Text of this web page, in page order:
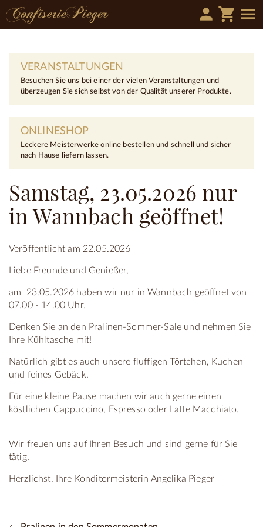
person shopping_cart menu
VERANSTALTUNGEN
Besuchen Sie uns bei einer der vielen Veranstaltungen und
überzeugen Sie sich selbst von der Qualität unserer Produkte.
ONLINESHOP
Leckere Meisterwerke online bestellen und schnell und sicher
nach Hause liefern lassen.
Samstag, 23.05.2026 nur
in Wannbach geöffnet!
Veröffentlicht am 22.05.2026
Liebe Freunde und Genießer,
am 23.05.2026 haben wir nur in Wannbach geöffnet von
07.00 - 14.00 Uhr.
Denken Sie an den Pralinen-Sommer-Sale und nehmen Sie
Ihre Kühltasche mit!
Natürlich gibt es auch unsere fluffigen Törtchen, Kuchen
und feines Gebäck.
Für eine kleine Pause machen wir auch gerne einen
köstlichen Cappuccino, Espresso oder Latte Macchiato.
Wir freuen uns auf Ihren Besuch und sind gerne für Sie
tätig.
Herzlichst, Ihre Konditormeisterin Angelika Pieger